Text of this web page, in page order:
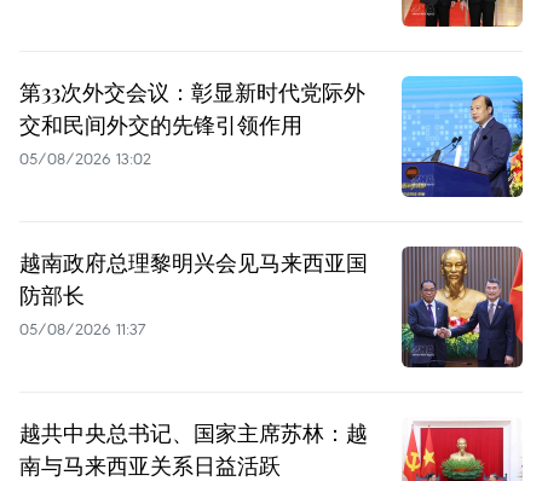
第33次外交会议：彰显新时代党际外
交和民间外交的先锋引领作用
05/08/2026 13:02
越南政府总理黎明兴会见马来西亚国
防部长
05/08/2026 11:37
越共中央总书记、国家主席苏林：越
南与马来西亚关系日益活跃